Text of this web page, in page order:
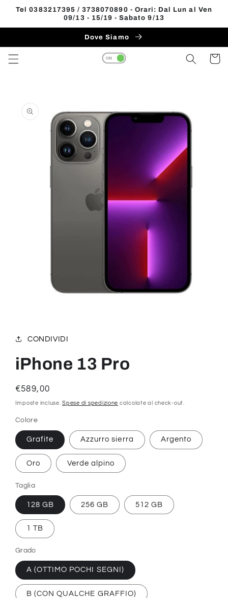
Privacy
Policy
direttamente
Tel 0383217395 / 3738070890 - Orari: Dal Lun al Ven
09/13 - 15/19 - Sabato 9/13
Dove Siamo
Carrello
sul prodotto
1
in
modale
CONDIVIDI
iPhone 13 Pro
Prezzo
di
€589,00
Imposte incluse.Spese di spedizione calcolate al check-out.
Colore
Grafite Azzurro sierra Argento
Oro Verde alpino
Taglia
128 GB 256 GB 512 GB
1 TB
Grado
A (OTTIMO POCHI SEGNI)
B (CON QUALCHE GRAFFIO)